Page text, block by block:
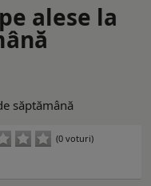
alese la
(0 voturi)